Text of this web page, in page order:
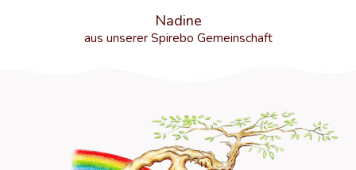
Nadine
aus unserer Spirebo Gemeinschaft